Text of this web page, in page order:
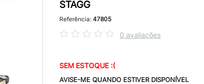
STAGG
Referência: 47805
0 avaliações
SEM ESTOQUE :(
AVISE-ME QUANDO ESTIVER DISPONÍVEL